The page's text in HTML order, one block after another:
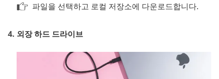
파일을 선택하고 로컬 저장소에 다운로드합니다.
외장 하드 드라이브